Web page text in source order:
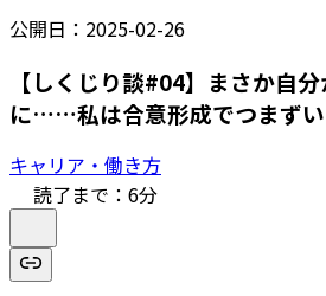
公開日： 2025-02-26
【しくじり談#04】まさか自
に……私は合意形成でつまずい
キャリア・働き方
読了まで： 6分